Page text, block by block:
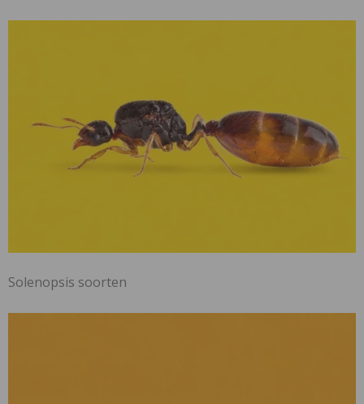
Solenopsis soorten